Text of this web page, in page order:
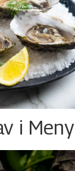
i Meny